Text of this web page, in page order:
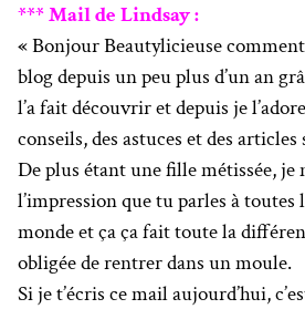
*** Mail de Lindsay :
«Bonjour Beautylicieuse
blog depuis un peu plus d’un an
l’a fait découvrir et depuis je
conseils, des astuces et des
De plus étant une fille métissée, je
l’impression que tu parles à toutes
monde et ça ça fait toute la
obligée de rentrer dans un moule.
Si je t’écris ce mail aujourd’hui,